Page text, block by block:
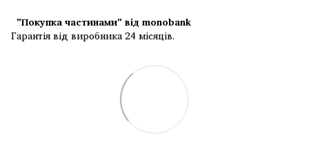
"Покупка частинами" від monobank
Гарантія від виробника 24 місяців.